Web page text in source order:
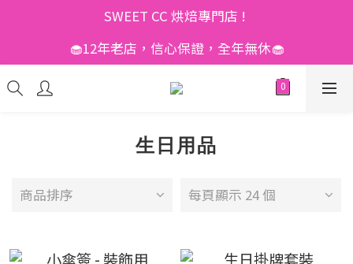
SWEET CC 烘焙專門店 !
🧁12年老店，信心保證，全年無休🧁
生日用品
商品排序 每頁顯示 24 個